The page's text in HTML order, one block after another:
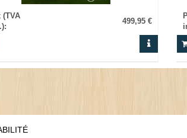
(TVA
:
499,95 €